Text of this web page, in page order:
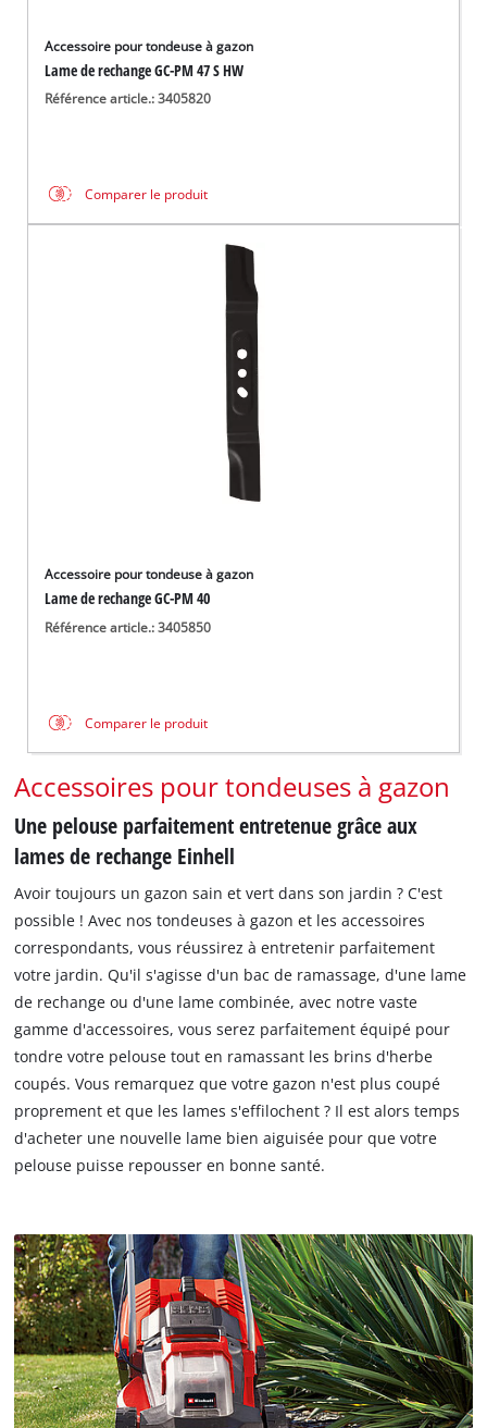
Accessoire pour tondeuse à gazon
Lame de rechange GC-PM 47 S HW
Référence article.: 3405820
Comparer le produit
Accessoire pour tondeuse à gazon
Lame de rechange GC-PM 40
Référence article.: 3405850
Comparer le produit
Accessoires pour tondeuses à gazon
Une pelouse parfaitement entretenue grâce aux
lames de rechange Einhell
Avoir toujours un gazon sain et vert dans son jardin ? C'est
possible ! Avec nos tondeuses à gazon et les accessoires
correspondants, vous réussirez à entretenir parfaitement
votre jardin. Qu'il s'agisse d'un bac de ramassage, d'une lame
de rechange ou d'une lame combinée, avec notre vaste
gamme d'accessoires, vous serez parfaitement équipé pour
tondre votre pelouse tout en ramassant les brins d'herbe
coupés. Vous remarquez que votre gazon n'est plus coupé
proprement et que les lames s'effilochent ? Il est alors temps
d'acheter une nouvelle lame bien aiguisée pour que votre
pelouse puisse repousser en bonne santé.